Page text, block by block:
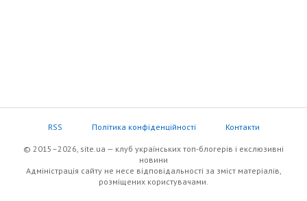
RSS Політика конфіденційності Контакти
© 2015–2026, site.ua — клуб українських топ-блогерів i екслюзивнi
новини
Адміністрація сайту не несе відповідальності за зміст матеріалів,
розміщених користувачами.